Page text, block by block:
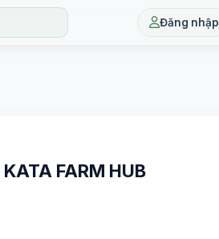
Đăng nhập
FARM HUB